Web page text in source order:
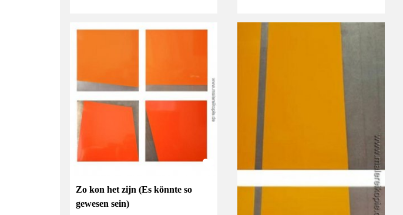
Zo kon het zijn (Es könnte so
gewesen sein)